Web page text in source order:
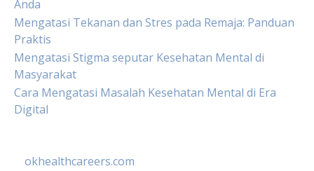
Anda
Mengatasi Tekanan dan Stres pada Remaja: Panduan
Praktis
Mengatasi Stigma seputar Kesehatan Mental di
Masyarakat
Cara Mengatasi Masalah Kesehatan Mental di Era
Digital
okhealthcareers.com